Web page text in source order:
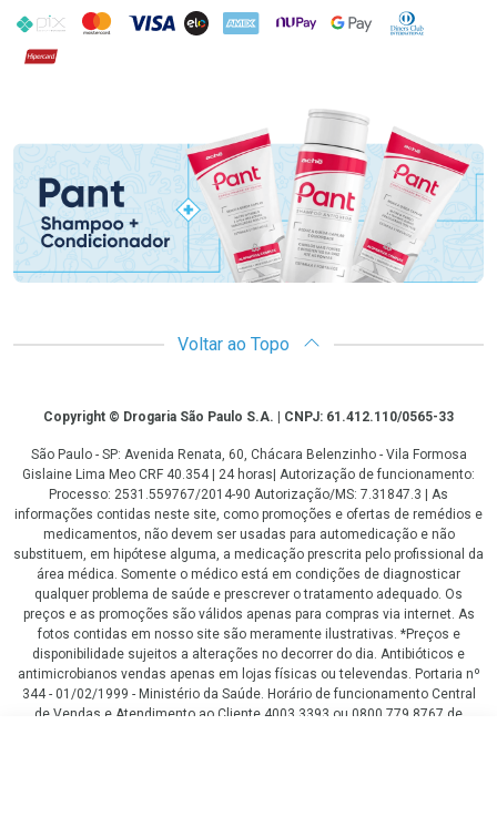
PIX MasterCard
VISA ELO AMEX NuPay Google PayDiners Club
Hipercard
Promoção em Destaque
Voltar ao Topo
CopyrightCopyright © Drogaria São Paulo S.A. | CNPJ: 61.412.110/0565-33
São Paulo - SP: Avenida Renata, 60, Chácara Belenzinho - Vila Formosa
Gislaine Lima Meo CRF 40.354 | 24 horas| Autorização de funcionamento:
Processo: 2531.559767/2014-90 Autorização/MS: 7.31847.3 | As
informações contidas neste site, como promoções e ofertas de remédios e
medicamentos, não devem ser usadas para automedicação e não
substituem, em hipótese alguma, a medicação prescrita pelo profissional da
área médica. Somente o médico está em condições de diagnosticar
qualquer problema de saúde e prescrever o tratamento adequado. Os
preços e as promoções são válidos apenas para compras via internet. As
fotos contidas em nosso site são meramente ilustrativas. *Preços e
disponibilidade sujeitos a alterações no decorrer do dia. Antibióticos e
antimicrobianos vendas apenas em lojas físicas ou televendas. Portaria nº
344 - 01/02/1999 - Ministério da Saúde. Horário de funcionamento Central
de Vendas e Atendimento ao Cliente 4003 3393 ou 0800 779 8767 de